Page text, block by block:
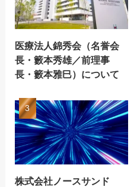
医療法人錦秀会（名誉会
長・籔本秀雄／前理事
長・籔本雅巳）について
株式会社ノースサンド